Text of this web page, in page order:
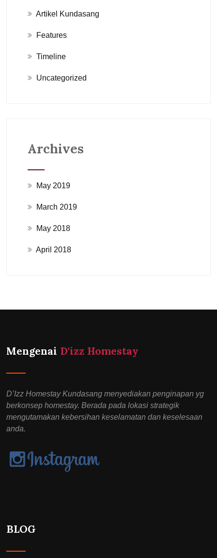
Artikel Kundasang
Features
Timeline
Uncategorized
Archives
May 2019
March 2019
May 2018
April 2018
Mengenai D'izz Homestay
D’Izz Homestay Kundasang menyediakan penginapan yg
berkonsep homestay. Berada pada lokasi strategik
mengutamakan kebersihan keselamatan dan keselesaan
anda.
BLOG